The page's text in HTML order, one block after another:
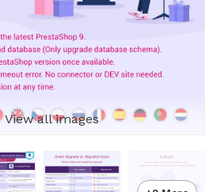
View all images